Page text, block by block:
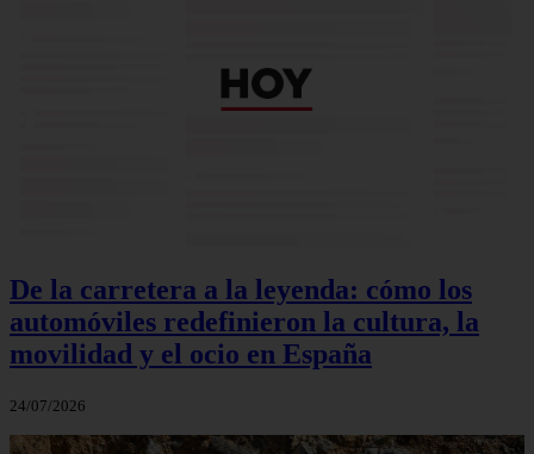
De la carretera a la leyenda: cómo los
automóviles redefinieron la cultura, la
movilidad y el ocio en España
24/07/2026